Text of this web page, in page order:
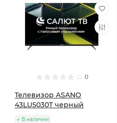
0
Телевизор ASANO
43LU5030T черный
В наличии